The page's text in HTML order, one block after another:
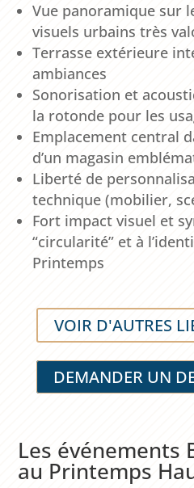
Vue panoramique sur
visuels urbains très
Terrasse extérieure
ambiances
Sonorisation et
la rotonde pour les
Emplacement central
d’un magasin
Liberté de
technique (mobilier,
Fort impact visuel et
“circularité” et à
Printemps
VOIR D'AUTRES
DEMANDER UN
Les événements
au Printemps